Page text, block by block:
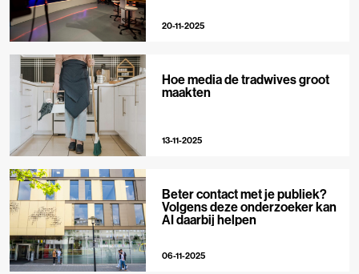
20-11-2025
Hoe media de tradwives groot
maakten
13-11-2025
Beter contact met je publiek?
Volgens deze onderzoeker kan
AI daarbij helpen
06-11-2025